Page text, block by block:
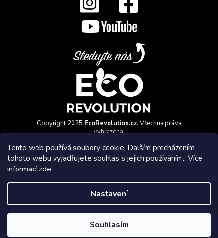
Tento web používá soubory cookie. Dalším procházením
tohoto webu vyjadřujete souhlas s jejich používáním.. Více
informacízde.
Nastavení
Souhlasím
Copyright 2025 EcoRevolution.cz. Všechna práva
vyhrazena.
Affiliate program